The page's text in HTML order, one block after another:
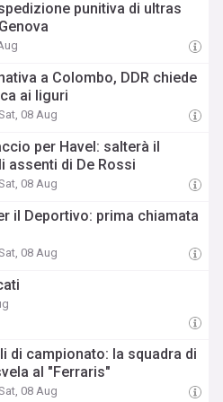
punitiva di ultras
a Colombo, DDR chiede
ai liguri
08 Aug
per Havel: salterà il
assenti di De Rossi
08 Aug
il Deportivo: prima chiamata
08 Aug
di campionato: la squadra di
al "Ferraris"
08 Aug